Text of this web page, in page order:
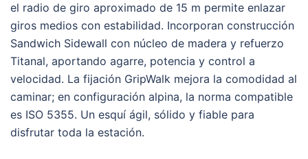
el radio de giro aproximado de 15 m permite enlazar
giros medios con estabilidad. Incorporan construcción
Sandwich Sidewall con núcleo de madera y refuerzo
Titanal, aportando agarre, potencia y control a
velocidad. La fijación GripWalk mejora la comodidad al
caminar; en configuración alpina, la norma compatible
es ISO 5355. Un esquí ágil, sólido y fiable para
disfrutar toda la estación.